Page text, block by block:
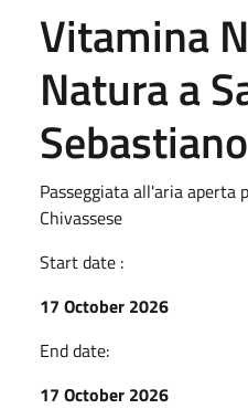
Vitamina
Natura a
Passeggiata all'aria aperta
Chivassese
Start date :
17 October 2026
End date:
17 October 2026